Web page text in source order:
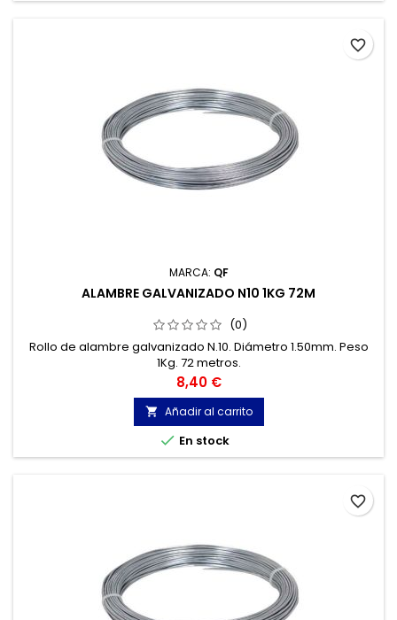
MARCA: QF
ALAMBRE GALVANIZADO N10 1KG 72M
(0)
Rollo de alambre galvanizado N.10. Diámetro 1.50mm. Peso
1Kg. 72 metros.
Precio
8,40 €
 Añadir al carrito
 En stock
favorite_border
favorite_border